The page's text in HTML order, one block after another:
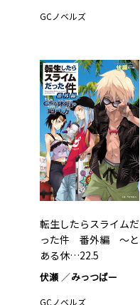
GCノベルズ
転生したらスライムだ
った件 番外編 ～と
ある休…22.5
伏瀬 みっつばー
GCノベルズ